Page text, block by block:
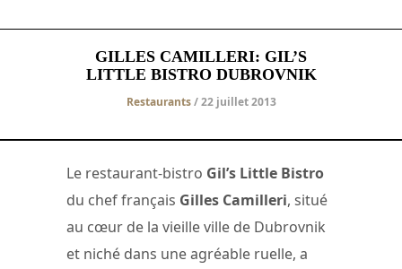
GILLES CAMILLERI: GIL’S
LITTLE BISTRO DUBROVNIK
Restaurants/ 22 juillet 2013
Le restaurant-bistro Gil’s Little Bistro
du chef français Gilles Camilleri, situé
au cœur de la vieille ville de Dubrovnik
et niché dans une agréable ruelle, a